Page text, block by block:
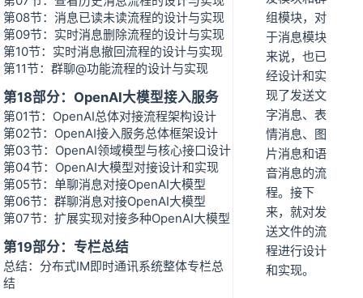
第08节：消息已读未读流程的设计与实现
第09节：实时消息删除流程的设计与实现
第10节：实时消息撤回流程的设计与实现
第11节：群聊@功能流程的设计与实现
第18部分：OpenAI大模型接入服务
第01节：OpenAI总体对接流程架构设计
第02节：OpenAI接入服务总体框架设计
第03节：OpenAI领域模型与核心接口设计
第04节：OpenAI大模型对接设计和实现
第05节：单聊消息对接OpenAI大模型
第06节：群聊消息对接OpenAI大模型
第07节：扩展实现对接多种OpenAI大模型
第19部分：专栏总结
总结：分布式IM即时通讯系统整体专栏总
结
组模块，对
于消息模块
来说，也已
经设计和实
现了发送文
字消息、表
情消息、图
片消息和语
音消息的流
程。接下
来，就对发
送文件的流
程进行设计
和实现。